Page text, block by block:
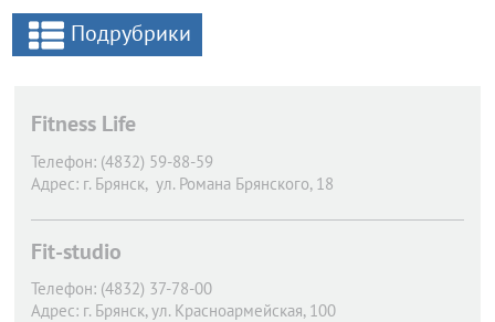
Подрубрики
Fitness Life
Телефон: (4832) 59-88-59
Адрес: г. Брянск, ул. Романа Брянского, 18
Fit-studio
Телефон: (4832) 37-78-00
Адрес: г. Брянск, ул. Красноармейская, 100